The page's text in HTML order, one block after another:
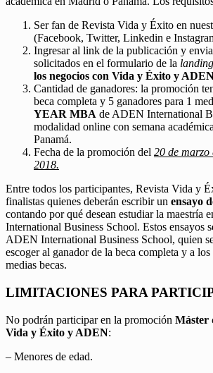
Ser fan de Revista Vida y Éxito en
(Facebook, Twitter, Linkedin e
Ingresar al link de la publicación y
solicitados en el formulario de la
los negocios con Vida y Éxito y
Cantidad de ganadores: la promoción
beca completa y 5 ganadores para 1
YEAR MBA de ADEN International
modalidad online con semana
Panamá.
Fecha de la promoción del 20 de marzo
2018.
Entre todos los participantes, Revista Vida y
finalistas quienes deberán escribir un ensayo
contando por qué desean estudiar la maestría
International Business School. Estos ensayos
ADEN International Business School, quien
escoger al ganador de la beca completa y a
medias becas.
LIMITACIONES PARA
No podrán participar en la promoción Máster
Vida y Éxito y ADEN:
– Menores de edad.